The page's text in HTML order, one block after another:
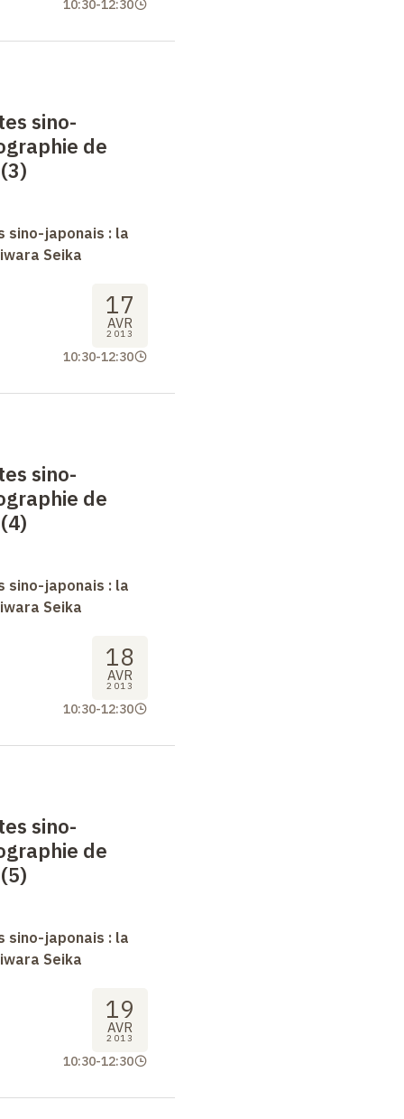
10:30-12:30
sino-
de
sino-japonais : la
Seika
17
AVR
2013
10:30-12:30
sino-
de
sino-japonais : la
Seika
18
AVR
2013
10:30-12:30
sino-
de
sino-japonais : la
Seika
19
AVR
2013
10:30-12:30